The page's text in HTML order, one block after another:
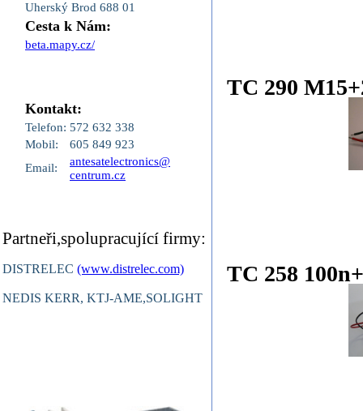
Uherský Brod 688 01
Cesta k Nám:
beta.mapy.cz/
Kontakt:
Telefon: 572 632 338
Mobil:
605 849 923
Email:
antesatelectronics@
centrum.cz
Partneři,spolupracující firmy:
DISTRELEC (www.distrelec.com)
NEDIS KERR, KTJ-AME,SOLIGHT
TC 290
TC 258